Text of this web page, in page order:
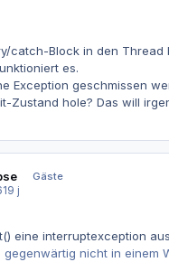
catch-Block in den Thread
es.
Exception geschmissen
Zustand hole? Das will
Gäste
19 j
eine interruptexception
nicht in einem